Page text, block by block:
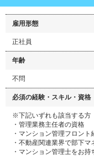
雇用形態
正社員
年齢
不問
必須の経験・スキル・資格
※下記いずれも該当する方
・管理業務主任者の資格
・マンション管理フロン
・不動産関連業界で部下
・マンション管理士をお持